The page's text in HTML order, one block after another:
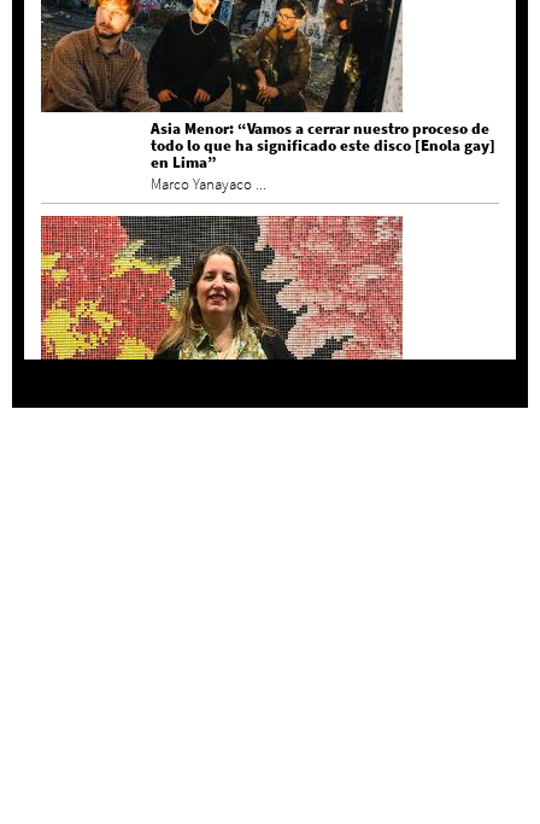
Asia Menor: “Vamos a cerrar nuestro proceso de
todo lo que ha significado este disco [Enola gay]
en Lima”
Marco Yanayaco ...